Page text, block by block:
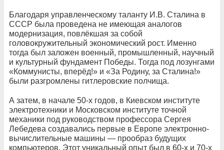
Благодаря управленческому таланту И.В. Сталина в
СССР была проведена не имеющая аналогов
модернизация, повлёкшая за собой
головокружительный экономический рост. Именно
тогда был заложен военный, промышленный, научный
и культурный фундамент Победы. Тогда под лозунгами
«Коммунисты, вперёд!» и «За Родину, за Сталина!»
были разгромлены гитлеровские полчища.
А затем, в начале 50-х годов, в Киевском институте
электротехники и Московском институте точной
механики под руководством профессора Сергея
Лебедева создавались первые в Европе электронно-
вычислительные машины — прообраз будущих
компьютеров. Этот уникальный опыт был в 60-х и 70-х